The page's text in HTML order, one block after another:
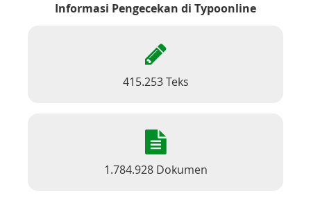
Informasi Pengecekan di Typoonline
415.253 Teks
1.784.928 Dokumen